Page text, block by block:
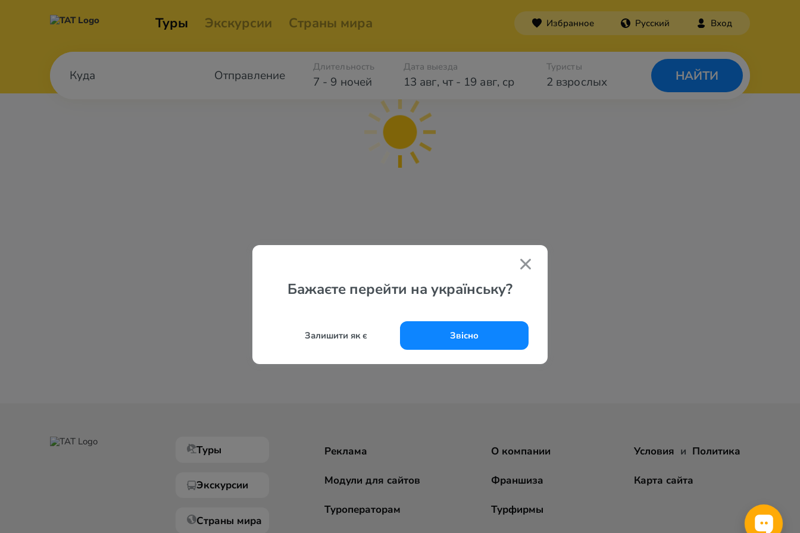
Туры Экскурсии Страны мира Избранное Русский Вход
Отправление 7 - 9 ночей
Длительность Дата выезда
13 авг, чт- 19 авг, ср 2 взрослых
Туристы
НАЙТИ
Бажаєте перейти на українську?
Залишити як є Звісно
Туры
Экскурсии
Страны мира
Реклама
Модули для сайтов
Туроператорам
О компании
Франшиза
Турфирмы
Условия и Политика
Карта сайта